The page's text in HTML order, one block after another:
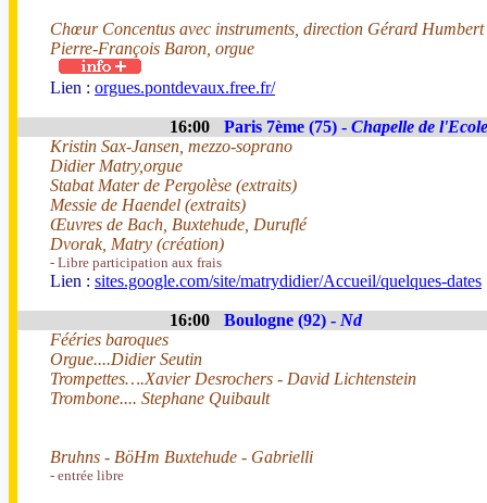
Chœur Concentus avec instruments, direction Gérard Humbert
Pierre-François Baron, orgue
Lien : orgues.pontdevaux.free.fr/
16:00 Paris 7ème (75) - Chapelle de
Kristin Sax-Jansen, mezzo-soprano
Didier Matry,orgue
Stabat Mater de Pergolèse (extraits)
Messie de Haendel (extraits)
Œuvres de Bach, Buxtehude, Duruflé
Dvorak, Matry (création)
- Libre participation aux frais
Lien : sites.google.com/site/matrydidier/Accueil/quelques-dates
16:00 Boulogne (92) - Nd
Fééries baroques
Orgue....Didier Seutin
Trompettes….Xavier Desrochers - David Lichtenstein
Trombone.... Stephane Quibault
Bruhns - BöHm Buxtehude - Gabrielli
- entrée libre